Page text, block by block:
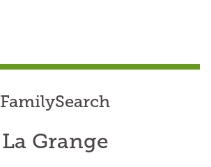
FamilySearch
La Grange